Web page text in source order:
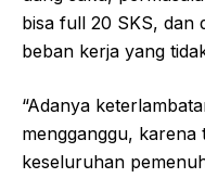
bisa full 20 SKS, dan
beban kerja yang
“Adanya
mengganggu, karena
keseluruhan